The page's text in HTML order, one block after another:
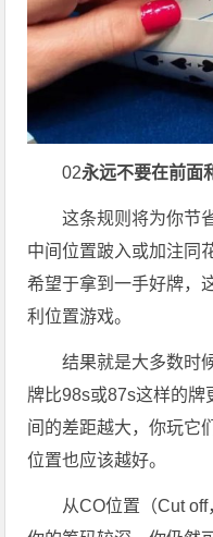
02永远不要在前面
这条规则将为你节
中间位置跛入或加注同
希望于拿到一手好牌，
利位置游戏。
结果就是大多数时
牌比98s或87s这样的牌
间的差距越大，你玩它
位置也应该越好。
从CO位置（Cut